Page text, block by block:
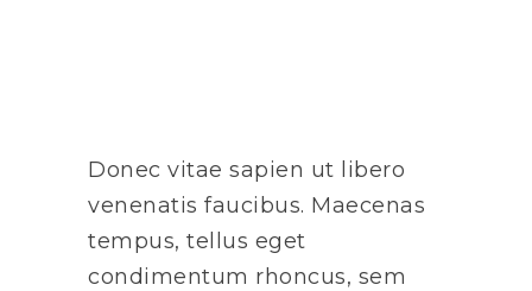
Donec vitae sapien ut libero
venenatis faucibus. Maecenas
tempus, tellus eget
condimentum rhoncus, sem